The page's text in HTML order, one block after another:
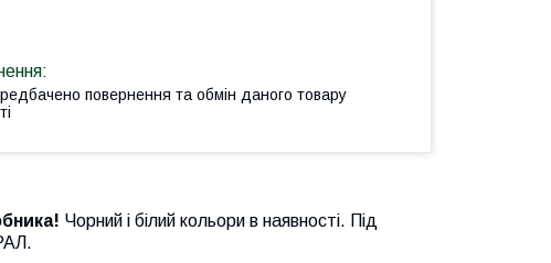
повернення та обмін даного товару
Чорний і білий кольори в наявності. Під